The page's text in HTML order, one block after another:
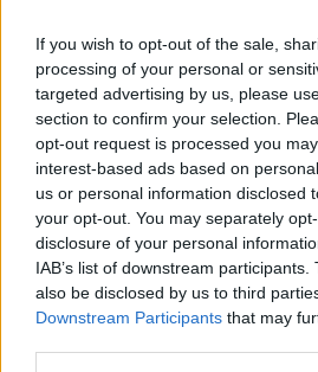
If you wish to opt-out of the sale,
processing of your personal or
targeted advertising by us, please
section to confirm your selection.
opt-out request is processed you
interest-based ads based on
us or personal information disclosed
your opt-out. You may separately
disclosure of your personal
IAB’s list of downstream
also be disclosed by us to third
Downstream Participants that may
κοινά συναισθήματα—ευτυχία,
θυμό και αηδία—100 φορές το
νοημοσύνη κατάφερε να
συναισθήματα με ακρίβεια
εκφράσεις και 88,83% στις
Τα αποτελέσματα υποδηλώνουν
της αναγνώρισης προσώπου με
μπορεί να βοηθήσει στη
συναισθημάτων από εκείνα
κρύψουν οι άνθρωποι.